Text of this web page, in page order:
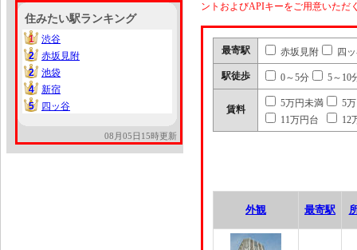
住みたい駅ランキング
1
1
渋谷
2
2
赤坂見附
2
2
池袋
4
4
新宿
5
5 四ッ谷
08月05日15時更新
ントおよびAPIキーをご用意いただ
最寄駅 赤坂見附 四
駅徒歩 0～5分 5～10
賃料
5万円未満
5
11万円台
12
外観 最寄駅